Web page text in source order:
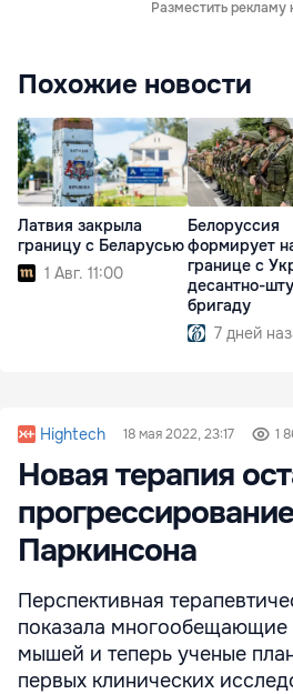
Разместить рекламу
Похожие новости
Латвия закрыла
границу с Беларусью
1 Авг. 11:00
Белоруссия
формирует
границе с
десантно-
бригаду
7 дней
Hightech 18 мая 2022, 23:17 1
Новая терапия
Паркинсона
Перспективная
показала многообещающие
мышей и теперь ученые
первых клинических